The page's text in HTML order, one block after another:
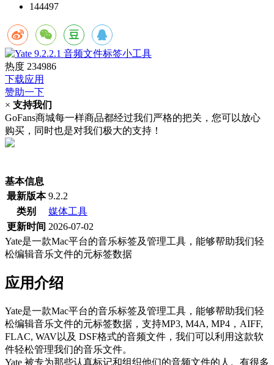
144497
热度 234986
下载应用
赞助一下
× 支持我们
GoFans商城每一样商品都经过我们严格的把关，您可以放心
购买，同时也是对我们极大的支持！
基本信息
最新版本 9.2.2
类别
媒体工具
更新时间 2026-07-02
Yate是一款Mac平台的音乐标签及管理工具，能够帮助我们轻
松编辑音乐文件的元标签数据
应用介绍
Yate是一款Mac平台的音乐标签及管理工具，能够帮助我们轻
松编辑音乐文件的元标签数据，支持MP3, M4A, MP4，AIFF,
FLAC, WAV以及 DSF格式的音频文件，我们可以利用这款软
件轻松管理我们的音乐文件。
Yate 被专为那些认真标记和组织他们的音频文件的人。有很多